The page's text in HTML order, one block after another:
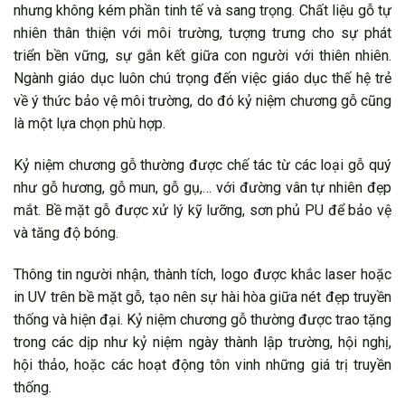
nhưng không kém phần tinh tế và sang trọng. Chất liệu gỗ tự
nhiên thân thiện với môi trường, tượng trưng cho sự phát
triển bền vững, sự gắn kết giữa con người với thiên nhiên.
Ngành giáo dục luôn chú trọng đến việc giáo dục thế hệ trẻ
về ý thức bảo vệ môi trường, do đó kỷ niệm chương gỗ cũng
là một lựa chọn phù hợp.
Kỷ niệm chương gỗ thường được chế tác từ các loại gỗ quý
như gỗ hương, gỗ mun, gỗ gụ,… với đường vân tự nhiên đẹp
mắt. Bề mặt gỗ được xử lý kỹ lưỡng, sơn phủ PU để bảo vệ
và tăng độ bóng.
Thông tin người nhận, thành tích, logo được khắc laser hoặc
in UV trên bề mặt gỗ, tạo nên sự hài hòa giữa nét đẹp truyền
thống và hiện đại. Kỷ niệm chương gỗ thường được trao tặng
trong các dịp như kỷ niệm ngày thành lập trường, hội nghị,
hội thảo, hoặc các hoạt động tôn vinh những giá trị truyền
thống.